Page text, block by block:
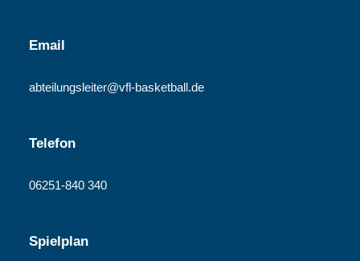
Email
abteilungsleiter@vfl-basketball.de
Telefon
06251-840 340
Spielplan